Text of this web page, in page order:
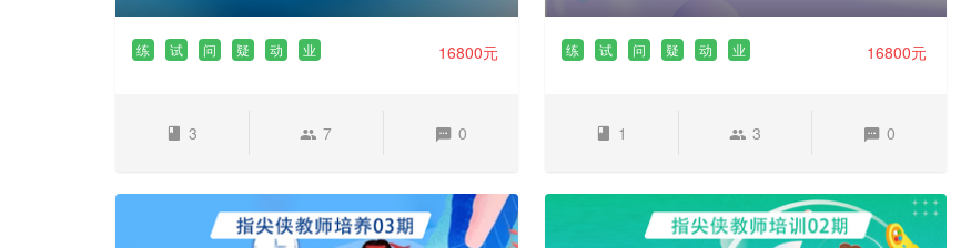
练 试 问 疑 动 业 16800元
3 7 0
练 试 问 疑 动 业 16800元
1 3 0